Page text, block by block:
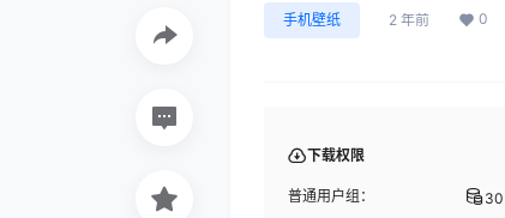
手机壁纸 2 年前 0
下载权限
普通用户组： 30